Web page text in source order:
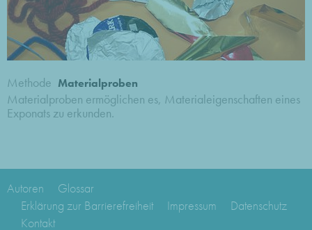
Methode Materialproben
Materialproben ermöglichen es, Materialeigenschaften eines
Exponats zu erkunden.
Autoren
Glossar
Erklärung zur Barrierefreiheit
Impressum
Datenschutz
Kontakt